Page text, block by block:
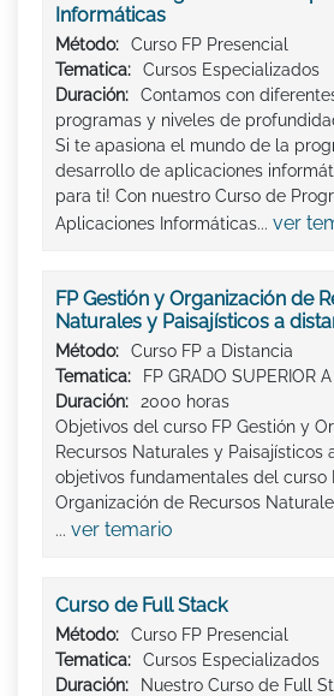
Informáticas
Método:
Curso FP Presencial
Tematica:
Cursos Especializados
Duración:
Contamos con
programas y niveles de
Si te apasiona el mundo de la
desarrollo de aplicaciones
para ti! Con nuestro Curso de
Aplicaciones Informáticas... ver
FP Gestión y Organización de
Naturales y Paisajísticos a
Método:
Curso FP a Distancia
Tematica:
FP GRADO SUPERIOR
Duración:
2000 horas
Objetivos del curso FP Gestión y
Recursos Naturales y Paisajísticos
objetivos fundamentales del curso
Organización de Recursos
... ver temario
Curso de Full Stack
Método:
Curso FP Presencial
Tematica:
Cursos Especializados
Duración:
Nuestro Curso de Full